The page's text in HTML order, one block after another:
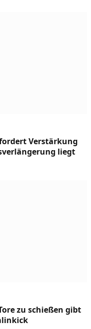
Verstärkung
liegt
zu schießen gibt